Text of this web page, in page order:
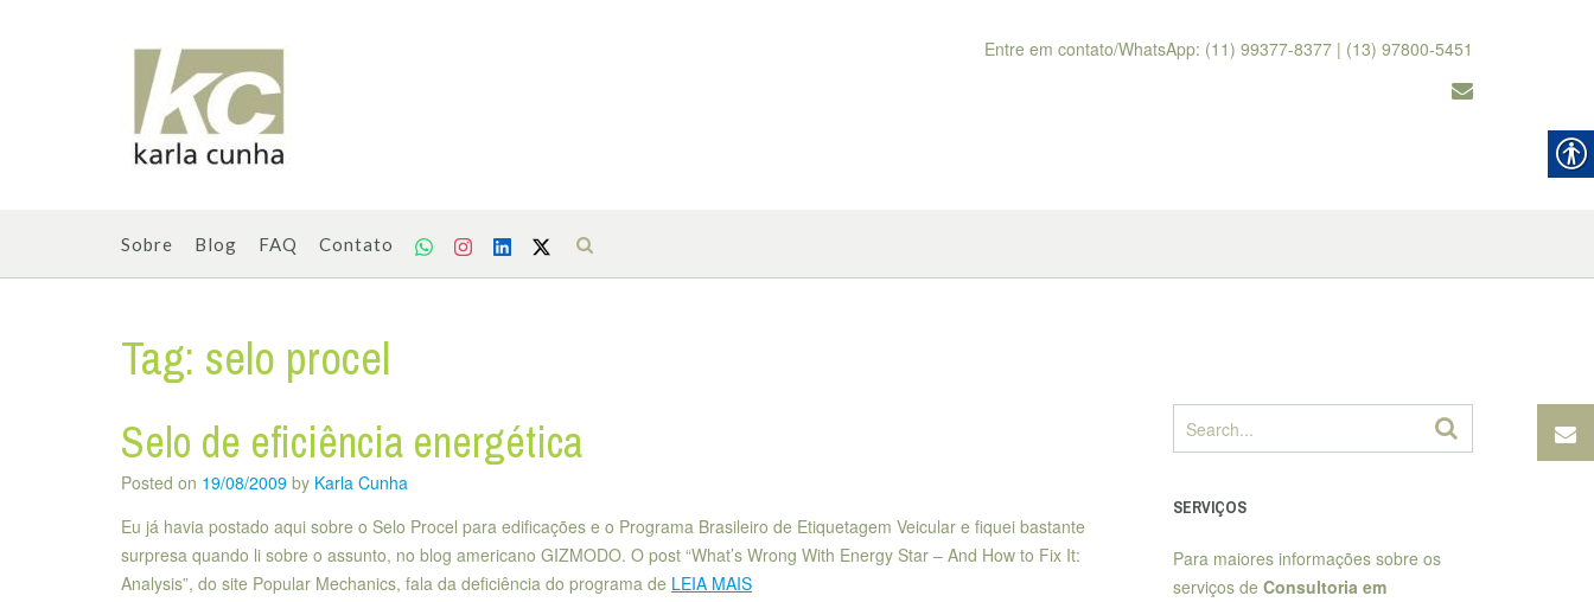
Entre em contato/WhatsApp: (11) 99377-8377 | (13) 97800-5451
Sobre Blog FAQ Contato
Tag: selo procel
Selo de eficiência energética
Posted on 19/08/2009 by Karla Cunha
Eu já havia postado aqui sobre o Selo Procel para edificações e o Programa Brasileiro de Etiquetagem Veicular e fiquei bastante
surpresa quando li sobre o assunto, no blog americano GIZMODO. O post “What’s Wrong With Energy Star – And How to Fix It:
Analysis”, do site Popular Mechanics, fala da deficiência do programa de LEIA MAIS
SERVIÇOS
Para maiores informações sobre os
serviços de Consultoria em